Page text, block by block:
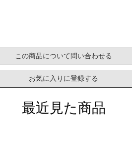
この商品について問い合わせる
お気に入りに登録する
最近見た商品